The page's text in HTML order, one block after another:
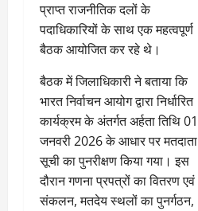
प्राप्त राजनीतिक दलों के
पदाधिकारियों के साथ एक महत्वपूर्ण
बैठक आयोजित कर रहे थे।
बैठक में जिलाधिकारी ने बताया कि
भारत निर्वाचन आयोग द्वारा निर्धारित
कार्यक्रम के अंतर्गत अर्हता तिथि 01
जनवरी 2026 के आधार पर मतदाता
सूची का पुनरीक्षण किया गया। इस
दौरान गणना प्रपत्रों का वितरण एवं
संकलन, मतदेय स्थलों का पुनर्गठन,